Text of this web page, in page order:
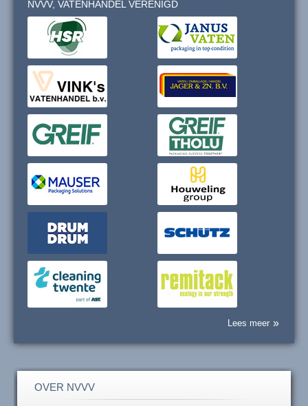
NVVV, VATENHANDEL VERENIGD
Lees meer
OVER NVVV